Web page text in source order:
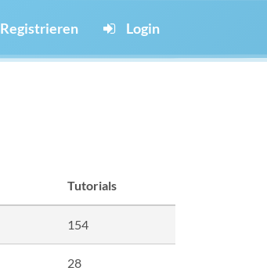
Registrieren Login
Tutorials
154
28